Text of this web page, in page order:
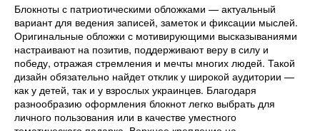
Блокноты с патриотическими обложками — актуальный
вариант для ведения записей, заметок и фиксации мыслей.
Оригинальные обложки с мотивирующими высказываниями
настраивают на позитив, поддерживают веру в силу и
победу, отражая стремления и мечты многих людей. Такой
дизайн обязательно найдет отклик у широкой аудитории —
как у детей, так и у взрослых украинцев. Благодаря
разнообразию оформления блокнот легко выбрать для
личного пользования или в качестве уместного